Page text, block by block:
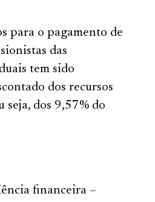
para o pagamento de
das
tem sido
dos recursos
seja, dos 9,57% do
financeira –